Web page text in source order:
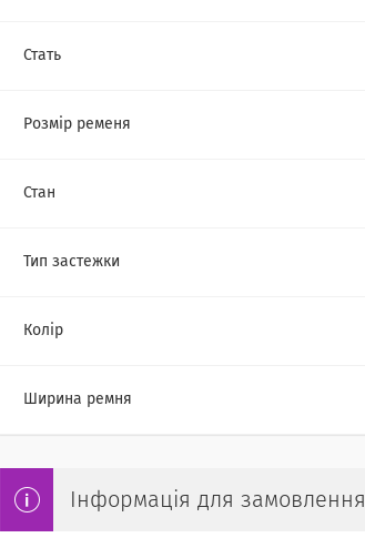
Стать
Розмір ременя
Стан
Тип застежки
Колір
Ширина ремня
Інформація для замовлення